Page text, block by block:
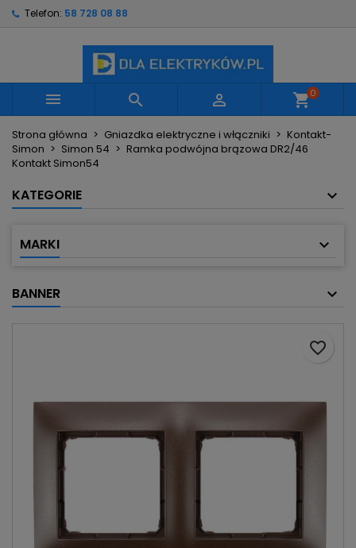
Telefon: 58 728 08 88
   shopping_cart0
Strona główna Gniazdka elektryczne i włączniki
Kontakt-
Simon
Simon 54
Ramka podwójna brązowa DR2/46
Kontakt Simon54
KATEGORIE
MARKI
BANNER
favorite_border
Utwórz nową listę
Nazwa listy życzeń
Anuluj Utwórz listę życzeń
Musisz być zalogowany by zapisać produkty na
swojej liście życzeń.
Anuluj Zaloguj się